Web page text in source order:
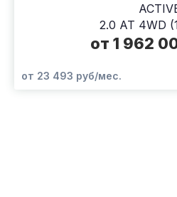
2.0 AT 4WD
от 1 962
от 23 493 руб/мес.